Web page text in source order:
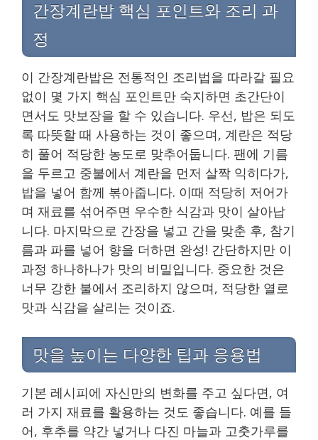
간장계란밥 핵심 포인트와 조리 과
정
이 간장계란밥은 전통적인 조리법을 따라갈 필요
없이 몇 가지 핵심 포인트만 숙지하면 초간단이
면서도 맛보장을 할 수 있습니다. 우선, 밥은 되도
록 따뜻할 때 사용하는 것이 좋으며, 계란은 적당
히 풀어 적당한 농도로 맞추어둡니다. 팬에 기름
을 두르고 중불에서 계란을 먼저 살짝 익히다가,
밥을 넣어 함께 볶아줍니다. 이때 적당히 저어가
며 재료를 섞어주면 우수한 식감과 맛이 살아납
니다. 마지막으로 간장을 넣고 간을 맞춘 후, 참기
름과 파를 넣어 향을 더하면 완성! 간단하지만 이
과정 하나하나가 맛의 비밀입니다. 중요한 것은
너무 강한 불에서 조리하지 않으며, 적당한 열로
맛과 식감을 살리는 것이죠.
맛을 높이는 다양한 팁과 응용법
기본 레시피에 자신만의 변화를 주고 싶다면, 여
러 가지 재료를 활용하는 것도 좋습니다. 예를 들
어, 후추를 약간 넣거나 다진 마늘과 고춧가루를